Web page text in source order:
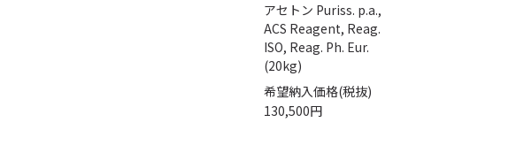
アセトン Puriss. p.a.,
ACS Reagent, Reag.
ISO, Reag. Ph. Eur.
(20kg)
希望納入価格(税抜)
130,500円